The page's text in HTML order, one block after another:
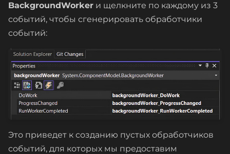
BackgroundWorker и щелкните по каждому из 3
событий, чтобы сгенерировать обработчики
событий:
Это приведет к созданию пустых обработчиков
событий, для которых мы предоставим